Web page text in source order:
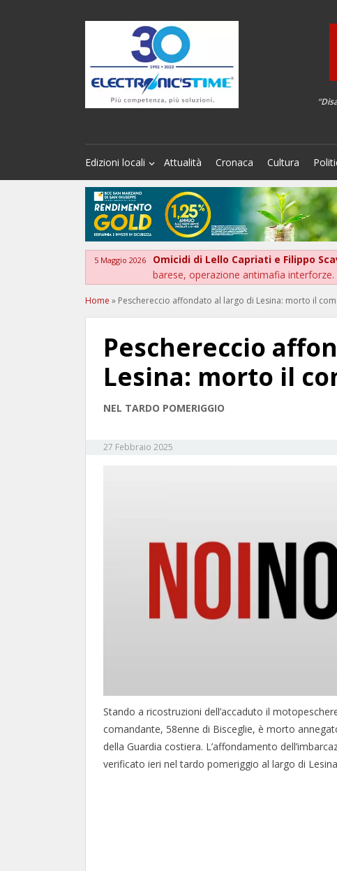
Edizioni locali Attualità Cronaca Cultura
5 Maggio 2026 Omicidi di Lello Capriati e Filippo
barese, operazione antimafia
Home » Peschereccio affondato al largo di Lesina: morto il
Peschereccio
Lesina: morto il
NEL TARDO POMERIGGIO
27 Febbraio 2025
Stando a ricostruzioni dell’accaduto il
comandante, 58enne di Bisceglie, è morto
della Guardia costiera. L’affondamento
verificato ieri nel tardo pomeriggio al largo di